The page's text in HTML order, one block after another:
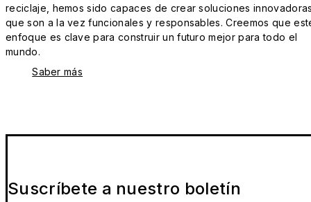
reciclaje, hemos sido capaces de crear soluciones
que son a la vez funcionales y responsables. Creemos que
enfoque es clave para construir un futuro mejor para todo el
mundo.
Saber más
Suscríbete a nuestro boletín